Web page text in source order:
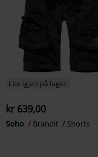
Lite igjen på lager
kr 639,00
Soho Brandit Shorts